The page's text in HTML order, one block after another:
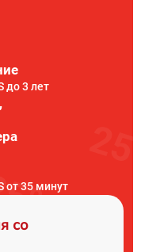
до 3 лет
от 35 минут
со